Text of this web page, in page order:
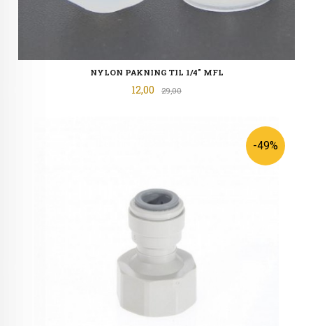
NYLON PAKNING TIL 1/4" MFL
Tilbud
12,00 29,00Rabatt
-49%